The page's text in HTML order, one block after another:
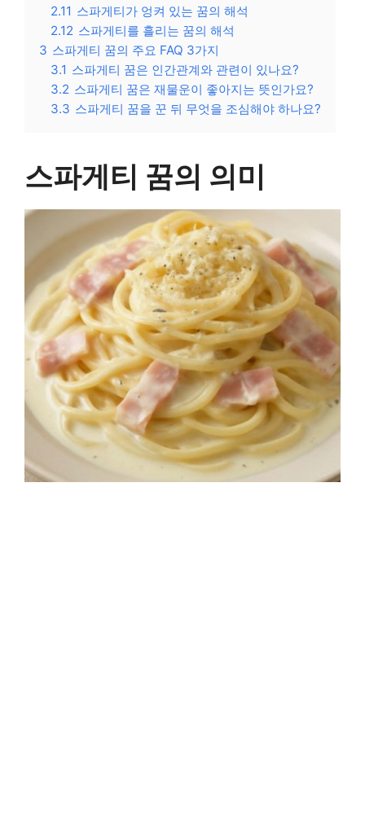
2.11 스파게티가 엉켜 있는 꿈의 해석
2.12 스파게티를 흘리는 꿈의 해석
3 스파게티 꿈의 주요 FAQ 3가지
3.1 스파게티 꿈은 인간관계와 관련이 있나요?
3.2 스파게티 꿈은 재물운이 좋아지는 뜻인가요?
3.3 스파게티 꿈을 꾼 뒤 무엇을 조심해야 하나요?
스파게티 꿈의 의미